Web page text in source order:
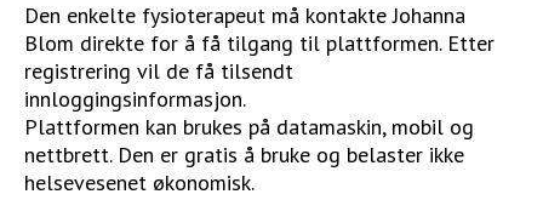
Den enkelte fysioterapeut må kontakte Johanna
Blom direkte for å få tilgang til plattformen. Etter
registrering vil de få tilsendt
innloggingsinformasjon.
Plattformen kan brukes på datamaskin, mobil og
nettbrett. Den er gratis å bruke og belaster ikke
helsevesenet økonomisk.